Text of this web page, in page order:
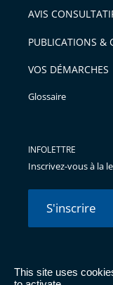
This site uses
AVIS
PUBLICATIONS &
VOS DÉMARCHES
Glossaire
INFOLETTRE
Inscrivez-vous à la
S'inscrire
© Conseil d'État